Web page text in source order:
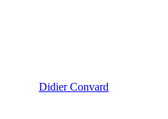
Didier Convard